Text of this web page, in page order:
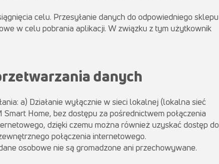
celu. Przesyłanie danych do odpowiedniego sklepu
w celu pobrania aplikacji. W związku z tym użytkownik
danych
a) Działanie wyłącznie w sieci lokalnej (lokalna sieć
Home, bez dostępu za pośrednictwem połączenia
dzięki czemu można również uzyskać dostęp do
połączenia internetowego.
osobowe nie są gromadzone ani przechowywane.